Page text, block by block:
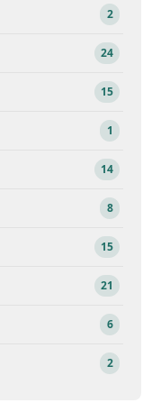
2
24
15
1
14
8
15
21
6
2